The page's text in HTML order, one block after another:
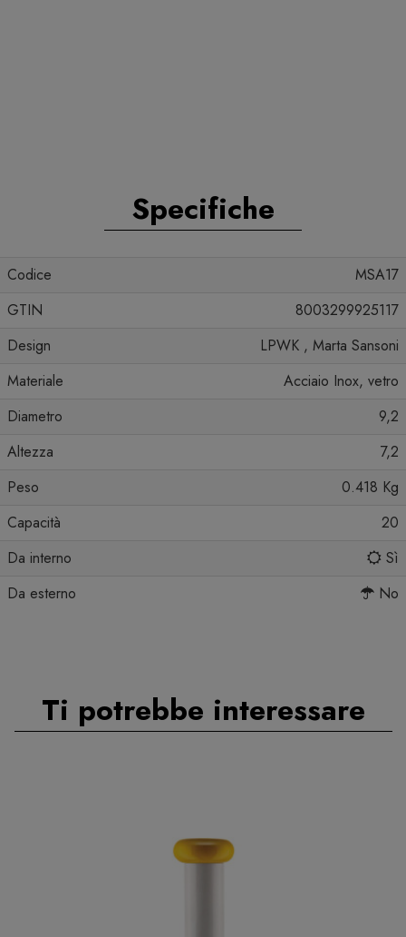
Specifiche
Codice
MSA17
GTIN
8003299925117
Design
LPWK , Marta Sansoni
Materiale
Acciaio Inox, vetro
Diametro
9,2
Altezza
7,2
Peso
0.418 Kg
Capacità
20
Da interno
Sì
Da esterno
No
Ti potrebbe interessare